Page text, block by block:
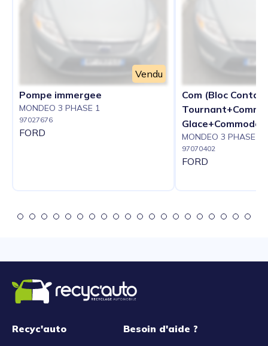
Vendu
Pompe immergee
MONDEO 3 PHASE 1
97027676
FORD
Com (Bloc
Glace+Commodo
MONDEO 3 PHASE 1
97070402
FORD
Recyc'auto Besoin d'aide ?